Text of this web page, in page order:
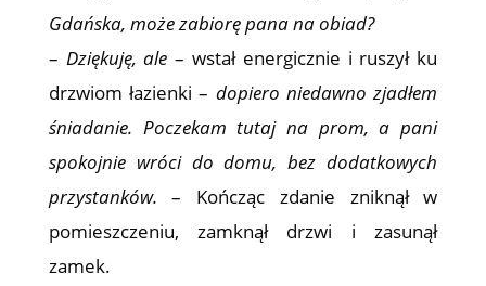
Gdańska, może zabiorę pana na obiad?
– Dziękuję, ale – wstał energicznie i ruszył ku
drzwiom łazienki – dopiero niedawno zjadłem
śniadanie. Poczekam tutaj na prom, a pani
spokojnie wróci do domu, bez dodatkowych
przystanków. – Kończąc zdanie zniknął w
pomieszczeniu, zamknął drzwi i zasunął
zamek.